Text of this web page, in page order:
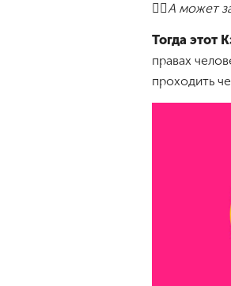
👉🏻А может
Тогда этот
правах
проходить